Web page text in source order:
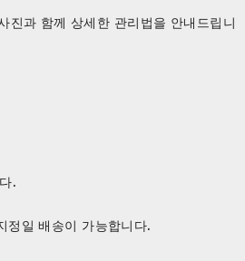
진과 함께 상세한 관리법을 안내드립니
.
정일 배송이 가능합니다.